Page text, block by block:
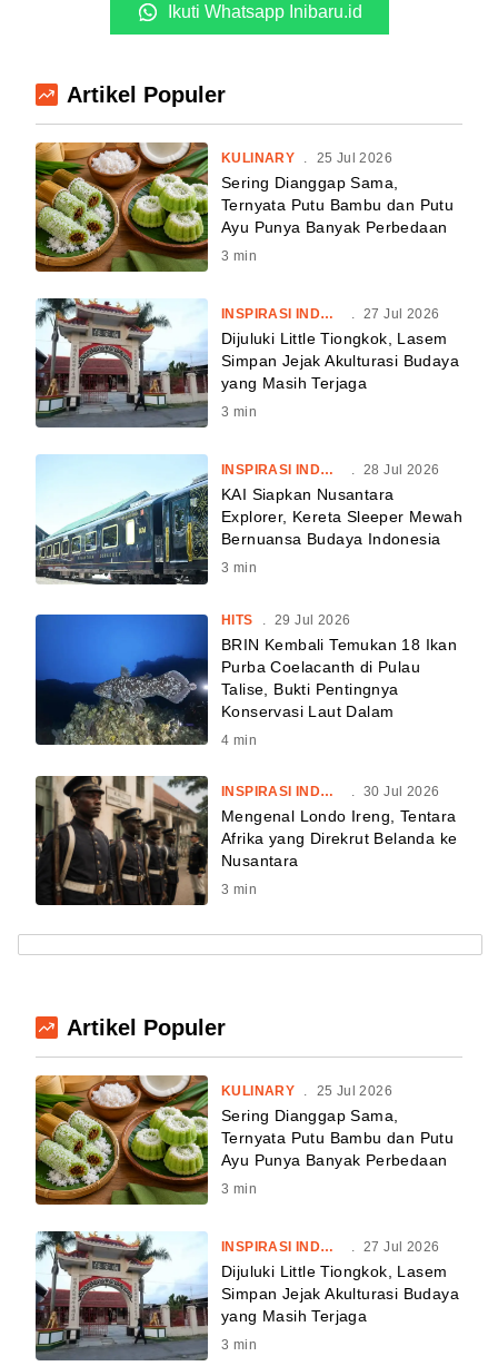
Ikuti Whatsapp Inibaru.id
Artikel Populer
KULINARY . 25 Jul 2026
Sering Dianggap Sama,
Ternyata Putu Bambu dan Putu
Ayu Punya Banyak Perbedaan
3 min
INSPIRASI INDONESIA . 27 Jul 2026
Dijuluki Little Tiongkok, Lasem
Simpan Jejak Akulturasi Budaya
yang Masih Terjaga
3 min
INSPIRASI INDONESIA . 28 Jul 2026
KAI Siapkan Nusantara
Explorer, Kereta Sleeper Mewah
Bernuansa Budaya Indonesia
3 min
HITS 29 Jul 2026
BRIN Kembali Temukan 18 Ikan
Purba Coelacanth di Pulau
Talise, Bukti Pentingnya
Konservasi Laut Dalam
4 min
INSPIRASI INDONESIA 30 Jul 2026
Mengenal Londo Ireng, Tentara
Afrika yang Direkrut Belanda ke
Nusantara
3 min
Artikel Populer
KULINARY . 25 Jul 2026
Sering Dianggap Sama,
Ternyata Putu Bambu dan Putu
Ayu Punya Banyak Perbedaan
3 min
INSPIRASI INDONESIA . 27 Jul 2026
Dijuluki Little Tiongkok, Lasem
Simpan Jejak Akulturasi Budaya
yang Masih Terjaga
3 min